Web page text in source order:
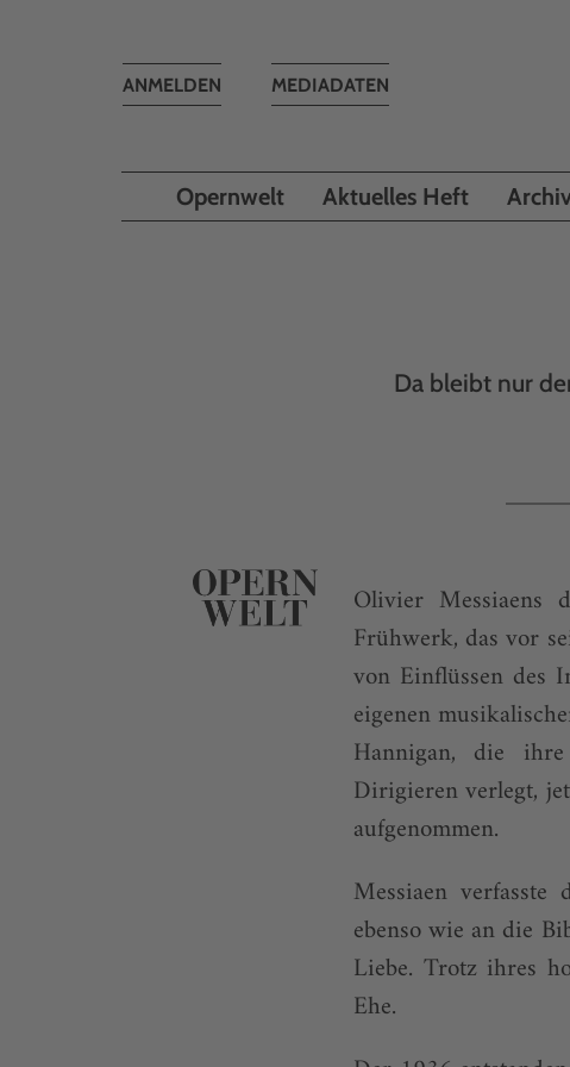
MEDIADATEN
Toggle
ANMELDEN
Opernwelt Aktuelles Heft
Da bleibt nur
Olivier Messiaens
Frühwerk, das vor
von Einflüssen des
eigenen
Hannigan, die
Dirigieren verlegt,
aufgenommen.
Messiaen
ebenso wie an die
Liebe. Trotz ihres
Ehe.